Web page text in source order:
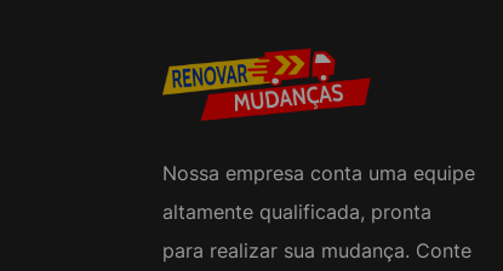
Nossa empresa conta uma equipe
altamente qualificada, pronta
para realizar sua mudança. Conte